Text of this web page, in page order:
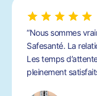
“Nous sommes
Safesanté. La
Les temps
pleinement